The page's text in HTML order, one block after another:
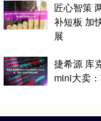
匠心智策
补短板 加
展
捷希源 库
mini大卖